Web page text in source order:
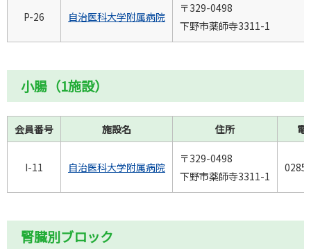
P-26 自治医科大学附属病院
〒329-0498
下野市薬師寺3311-1
小腸（1施設）
会員番号 施設名 住所 電
I-11 自治医科大学附属病院
〒329-0498
下野市薬師寺3311-1
腎臓別ブロック